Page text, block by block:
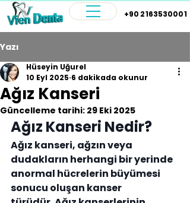
+90 2163530001
Yazı
Ağız Kanseri
Hüseyin Uğurel
10 Eyl 2025 6 dakikada okunur
Güncelleme tarihi: 29 Eki 2025
Ağız Kanseri Nedir?
Ağız kanseri, ağzın veya
dudakların herhangi bir yerinde
anormal hücrelerin büyümesi
sonucu oluşan kanser